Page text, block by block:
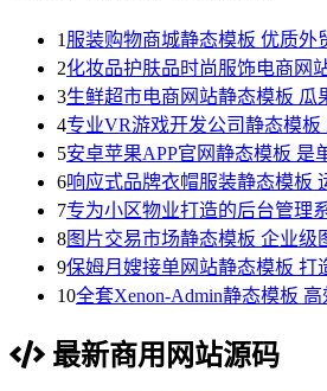
1 服装购物商城静态模板 优质外
2化妆品护肤品时尚服饰电商网
3生鲜超市电商网站静态模板 瓜
4专业VR游戏开发公司静态模板
5安卓苹果APP官网静态模板 是
6响应式品牌衣帽服装静态模板
7专为小区物业打造的后台管理
8图片交易市场静态模板 企业级
9保姆月嫂接单网站静态模板 打
10全套Xenon-Admin静态模板
最新商用网站源码